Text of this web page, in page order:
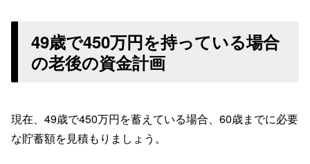
49歳で450万円を持っている場合
の老後の資金計画
現在、49歳で450万円を蓄えている場合、60歳までに必要
な貯蓄額を見積もりましょう。